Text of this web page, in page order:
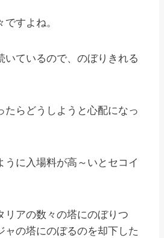
すよね。
いているので、のぼりきれる
たらどうしようと心配になっ
うに入場料が高～いとセコイ
リアの数々の塔にのぼりつ
ャの塔にのぼるのを却下した